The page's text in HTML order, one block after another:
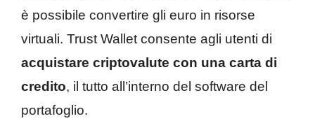
è possibile convertire gli euro in risorse
virtuali. Trust Wallet consente agli utenti di
acquistare criptovalute con una carta di
credito, il tutto all’interno del software del
portafoglio.